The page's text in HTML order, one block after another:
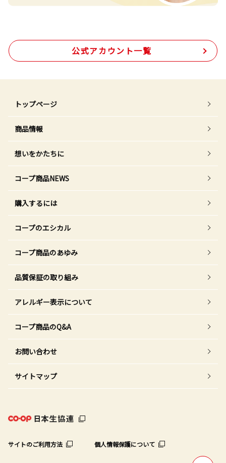
公式アカウント一覧
トップページ
商品情報
想いをかたちに
コープ商品NEWS
購入するには
コープのエシカル
コープ商品のあゆみ
品質保証の取り組み
アレルギー表示について
コープ商品のQ&A
お問い合わせ
サイトマップ
サイトのご利用方法 個人情報保護について